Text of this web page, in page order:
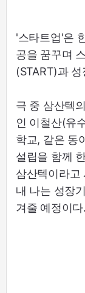
'스타트업'은
공을 꿈꾸며
(START)과
극 중 삼산텍
인 이철산(유
학교, 같은 동
설립을 함께
삼산텍이라고
내 나는 성장
겨줄 예정이다.